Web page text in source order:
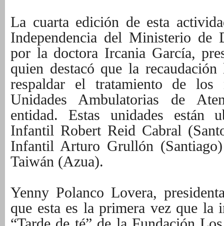
La cuarta edición de esta
Independencia del Ministerio de
por la doctora Ircania García,
quien destacó que la
respaldar el tratamiento de los
Unidades Ambulatorias de
entidad. Estas unidades están
Infantil Robert Reid Cabral
Infantil Arturo Grullón
Taiwán (Azua).
Yenny Polanco Lovera,
que esta es la primera vez que la